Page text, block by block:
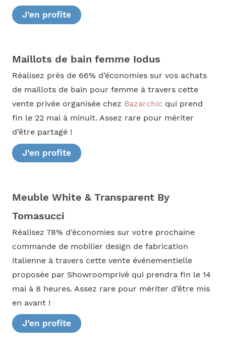
J’en profite
Maillots de bain femme Iodus
Réalisez près de 66% d’économies sur vos achats
de maillots de bain pour femme à travers cette
vente privée organisée chez Bazarchic qui prend
fin le 22 mai à minuit. Assez rare pour mériter
d’être partagé !
J’en profite
Meuble White & Transparent By
Tomasucci
Réalisez 78% d’économies sur votre prochaine
commande de mobilier design de fabrication
italienne à travers cette vente événementielle
proposée par Showroomprivé qui prendra fin le 14
mai à 8 heures. Assez rare pour mériter d’être mis
en avant !
J’en profite